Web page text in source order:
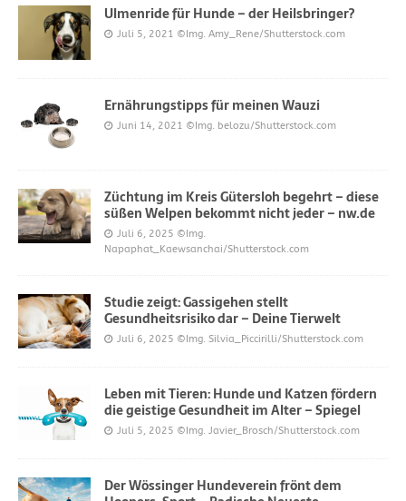
Ulmenride für Hunde – der Heilsbringer?
Juli 5, 2021 ©Img. Amy_Rene/Shutterstock.com
Ernährungstipps für meinen Wauzi
Juni 14, 2021 ©Img. belozu/Shutterstock.com
Züchtung im Kreis Gütersloh begehrt – diese
süßen Welpen bekommt nicht jeder – nw.de
Juli 6, 2025 ©Img.
Napaphat_Kaewsanchai/Shutterstock.com
Studie zeigt: Gassigehen stellt
Gesundheitsrisiko dar – Deine Tierwelt
Juli 6, 2025 ©Img. Silvia_Piccirilli/Shutterstock.com
Leben mit Tieren: Hunde und Katzen fördern
die geistige Gesundheit im Alter – Spiegel
Juli 5, 2025 ©Img. Javier_Brosch/Shutterstock.com
Der Wössinger Hundeverein frönt dem